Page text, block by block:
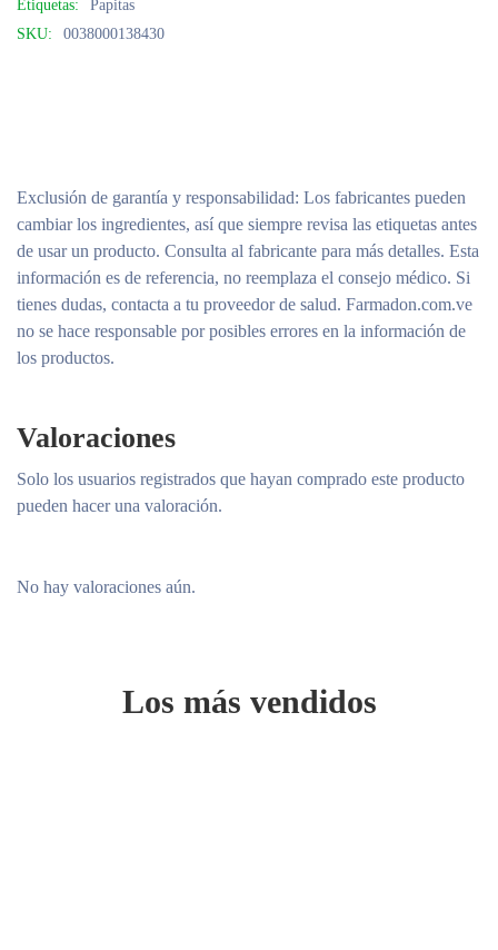
Etiquetas:
Papitas
SKU:
0038000138430
Exclusión de garantía y responsabilidad: Los fabricantes pueden
cambiar los ingredientes, así que siempre revisa las etiquetas antes
de usar un producto. Consulta al fabricante para más detalles. Esta
información es de referencia, no reemplaza el consejo médico. Si
tienes dudas, contacta a tu proveedor de salud. Farmadon.com.ve
no se hace responsable por posibles errores en la información de
los productos.
Valoraciones
No hay valoraciones aún.
Solo los usuarios registrados que hayan comprado este producto
pueden hacer una valoración.
Los más vendidos